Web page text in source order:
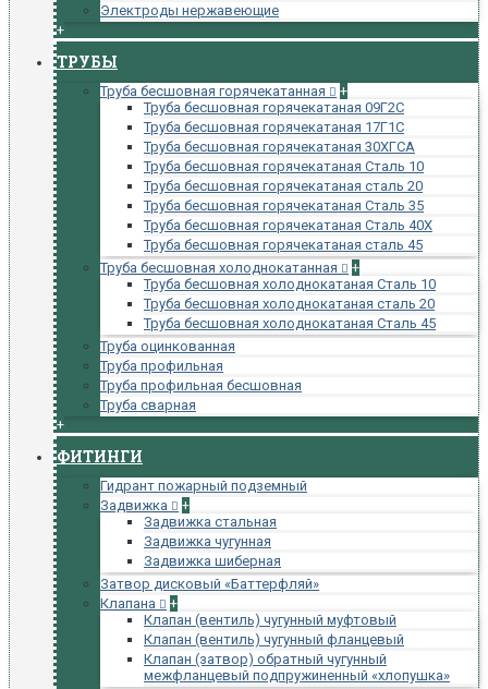
Электроды нержавеющие
+
ТРУБЫ
Труба бесшовная горячекатанная
+
Труба бесшовная горячекатаная 09Г2С
Труба бесшовная горячекатаная 17Г1С
Труба бесшовная горячекатаная 30ХГСА
Труба бесшовная горячекатаная Сталь 10
Труба бесшовная горячекатаная сталь 20
Труба бесшовная горячекатаная Сталь 35
Труба бесшовная горячекатаная Сталь 40Х
Труба бесшовная горячекатаная сталь 45
Труба бесшовная холоднокатанная
+
Труба бесшовная холоднокатаная Сталь 10
Труба бесшовная холоднокатаная сталь 20
Труба бесшовная холоднокатаная Сталь 45
Труба оцинкованная
Труба профильная
Труба профильная бесшовная
Труба сварная
+
ФИТИНГИ
Гидрант пожарный подземный
Задвижка
+
Задвижка стальная
Задвижка чугунная
Задвижка шиберная
Затвор дисковый «Баттерфляй»
Клапана
+
Клапан (вентиль) чугунный муфтовый
Клапан (вентиль) чугунный фланцевый
Клапан (затвор) обратный чугунный
межфланцевый подпружиненный «хлопушка»